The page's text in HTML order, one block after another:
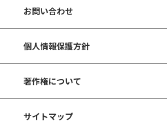
お問い合わせ
個人情報保護方針
著作権について
サイトマップ